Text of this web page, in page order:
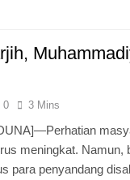
0 3 Mins
meningkat. Namun,
para penyandang